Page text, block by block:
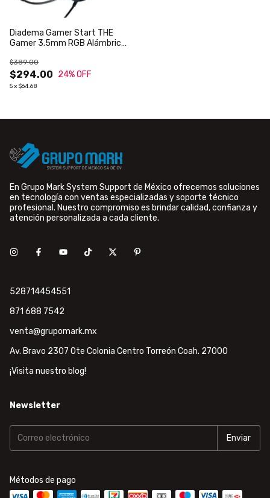
Diadema Gamer Start THE
Gamer 3.5mm RGB Alámbrica
$294.00
$389.00
24% OFF
5x $64.68
En Grupo Mark System Support de México ofrecemos soluciones
en tecnología con ventas especializadas y soporte técnico
profesional. Nuestro compromiso es brindar calidad, confianza y
atención personalizada a cada cliente.
528714454551
871 688 7542
venta@grupomark.mx
Av. Bravo 2307 Ote Colonia Centro Torreón Coah. 27000
¡Visita nuestro blog!
Newsletter
Métodos de pago